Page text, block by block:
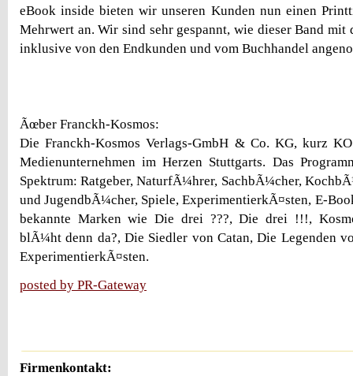
eBook inside bieten wir unseren Kunden nun einen
Mehrwert an. Wir sind sehr gespannt, wie dieser Band mit
inklusive von den Endkunden und vom Buchhandel
Ãœber Franckh-Kosmos:
Die Franckh-Kosmos Verlags-GmbH & Co. KG, kurz
Medienunternehmen im Herzen Stuttgarts. Das
Spektrum: Ratgeber, NaturfÃ¼hrer, SachbÃ¼cher,
und JugendbÃ¼cher, Spiele, ExperimentierkÃ¤sten, E-
bekannte Marken wie Die drei ???, Die drei !!!,
blÃ¼ht denn da?, Die Siedler von Catan, Die Legenden
ExperimentierkÃ¤sten.
posted by PR-Gateway
Firmenkontakt: